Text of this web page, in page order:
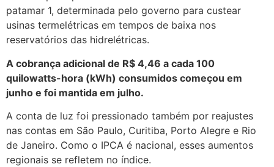
patamar 1, determinada pelo governo para custear
usinas termelétricas em tempos de baixa nos
reservatórios das hidrelétricas.
A cobrança adicional de R$ 4,46 a cada 100
quilowatts-hora (kWh) consumidos começou em
junho e foi mantida em julho.
A conta de luz foi pressionado também por reajustes
nas contas em São Paulo, Curitiba, Porto Alegre e Rio
de Janeiro. Como o IPCA é nacional, esses aumentos
regionais se refletem no índice.